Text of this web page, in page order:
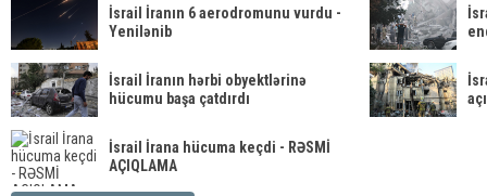
İsrail İranın 6 aerodromunu vurdu -
Yenilənib
İsrail İranın hərbi obyektlərinə
hücumu başa çatdırdı
İsrail İrana hücuma keçdi - RƏSMİ
AÇIQLAMA